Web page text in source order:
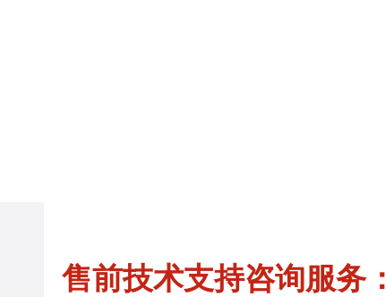
售前技术支持咨询服务：